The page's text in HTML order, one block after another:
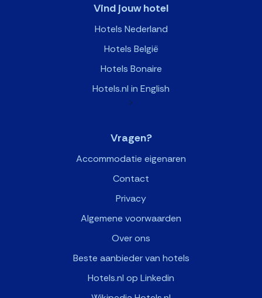
Vind jouw hotel
Hotels Nederland
Hotels België
Hotels Bonaire
Hotels.nl in English
>
Vragen?
Accommodatie eigenaren
Contact
Privacy
Algemene voorwaarden
Over ons
Beste aanbieder van hotels
Hotels.nl op Linkedin